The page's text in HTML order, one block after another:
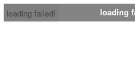
loading failed!
loading